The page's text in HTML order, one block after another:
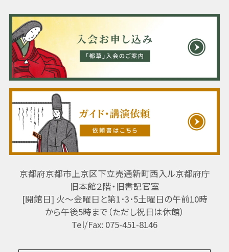
京都府京都市上京区下立売通新町西入ル京都府庁
旧本館２階・旧書記官室
[開館日] 火～金曜日と第1･3･5土曜日の午前10時
から午後5時まで（ただし祝日は休館）
Tel/Fax: 075-451-8146